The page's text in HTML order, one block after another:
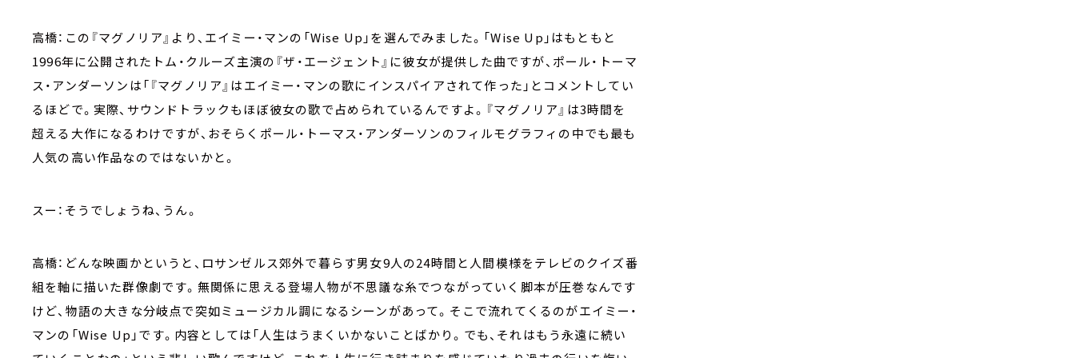
高橋：この『マグノリア』より、エイミー・マンの「Wise Up」を選んでみました。「Wise Up」はもともと
1996年に公開されたトム・クルーズ主演の『ザ・エージェント』に彼女が提供した曲ですが、ポール・トーマ
ス・アンダーソンは「『マグノリア』はエイミー・マンの歌にインスパイアされて作った」とコメントしてい
るほどで。実際、サウンドトラックもほぼ彼女の歌で占められているんですよ。『マグノリア』は3時間を
超える大作になるわけですが、おそらくポール・トーマス・アンダーソンのフィルモグラフィの中でも最も
人気の高い作品なのではないかと。
スー：そうでしょうね、うん。
高橋：どんな映画かというと、ロサンゼルス郊外で暮らす男女9人の24時間と人間模様をテレビのクイズ番
組を軸に描いた群像劇です。無関係に思える登場人物が不思議な糸でつながっていく脚本が圧巻なんです
けど、物語の大きな分岐点で突如ミュージカル調になるシーンがあって。そこで流れてくるのがエイミー・
マンの「Wise Up」です。内容としては「人生はうまくいかないことばかり。でも、それはもう永遠に続い